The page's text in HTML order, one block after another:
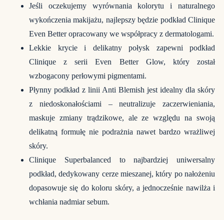
Jeśli oczekujemy wyrównania kolorytu i naturalnego
wykończenia makijażu, najlepszy będzie podkład Clinique
Even Better opracowany we współpracy z dermatologami.
Lekkie krycie i delikatny połysk zapewni podkład
Clinique z serii Even Better Glow, który został
wzbogacony perłowymi pigmentami.
Płynny podkład z linii Anti Blemish jest idealny dla skóry
z niedoskonałościami – neutralizuje zaczerwieniania,
maskuje zmiany trądzikowe, ale ze względu na swoją
delikatną formułę nie podrażnia nawet bardzo wrażliwej
skóry.
Clinique Superbalanced to najbardziej uniwersalny
podkład, dedykowany cerze mieszanej, który po nałożeniu
dopasowuje się do koloru skóry, a jednocześnie nawilża i
wchłania nadmiar sebum.